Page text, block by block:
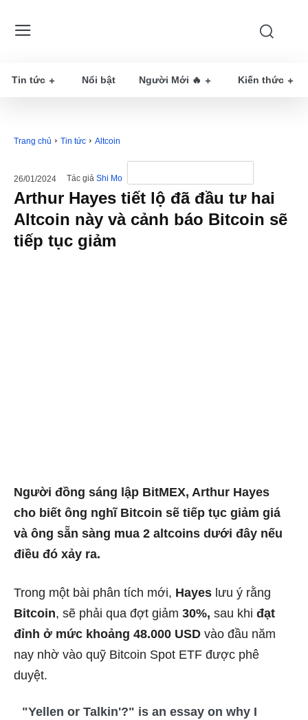
Tin tức Nổi bật Người Mới 🔥 Kiến thức
Trang chủ Tin tức Altcoin
26/01/2024 Tác giả Shi Mo
Arthur Hayes tiết lộ đã đầu tư hai
Altcoin này và cảnh báo Bitcoin sẽ
tiếp tục giảm
Người đồng sáng lập BitMEX, Arthur Hayes
cho biết ông nghĩ Bitcoin sẽ tiếp tục giảm giá
và ông sẵn sàng mua 2 altcoins dưới đây nếu
điều đó xảy ra.
Trong một bài phân tích mới, Hayes lưu ý rằng
Bitcoin, sẽ phải qua đợt giảm 30%, sau khi đạt
đỉnh ở mức khoảng 48.000 USD vào đầu năm
nay nhờ vào quỹ Bitcoin Spot ETF được phê
duyệt.
"Yellen or Talkin'?" is an essay on why I